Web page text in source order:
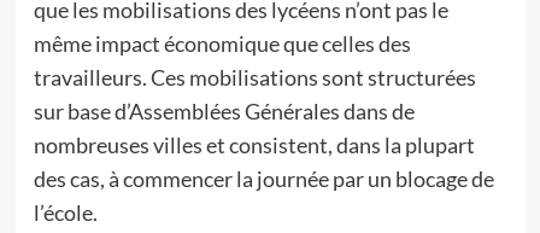
que les mobilisations des lycéens n’ont pas le
même impact économique que celles des
travailleurs. Ces mobilisations sont structurées
sur base d’Assemblées Générales dans de
nombreuses villes et consistent, dans la plupart
des cas, à commencer la journée par un blocage de
l’école.